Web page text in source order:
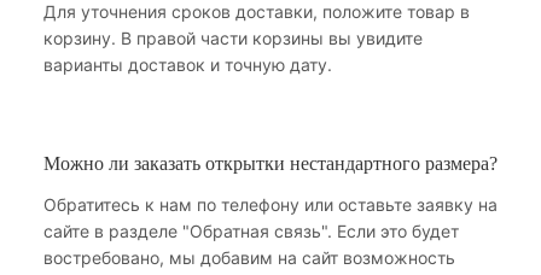
Для уточнения сроков доставки, положите товар в
корзину. В правой части корзины вы увидите
варианты доставок и точную дату.
Можно ли заказать открытки нестандартного размера?
Обратитесь к нам по телефону или оставьте заявку на
сайте в разделе "Обратная связь". Если это будет
востребовано, мы добавим на сайт возможность